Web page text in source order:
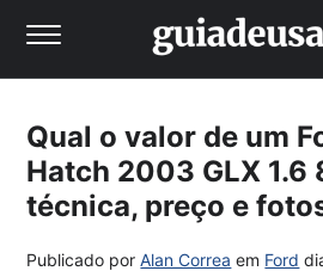
Qual o valor de um
Hatch 2003 GLX 1.6
técnica, preço e
Publicado porAlan Correa em Ford